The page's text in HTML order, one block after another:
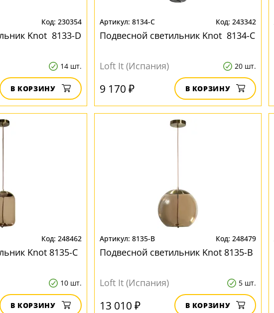
230354
Knot 8133-D
14 шт.
В КОРЗИНУ
8134-C 243342
Подвесной светильник Knot 8134-C
Loft It (Испания) 20 шт.
9 170 ₽ В КОРЗИНУ
248462
Knot 8135-C
10 шт.
В КОРЗИНУ
8135-B 248479
Подвесной светильник Knot 8135-B
Loft It (Испания) 5 шт.
13 010 ₽ В КОРЗИНУ